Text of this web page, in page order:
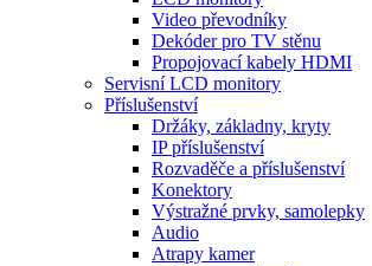
Video převodníky
Dekóder pro TV stěnu
Propojovací kabely HDMI
Servisní LCD monitory
Příslušenství
Držáky, základny, kryty
IP příslušenství
Rozvaděče a příslušenství
Konektory
Výstražné prvky, samolepky
Audio
Atrapy kamer